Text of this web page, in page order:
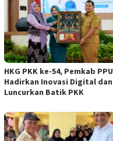
HKG PKK ke-54, Pemkab PPU
Hadirkan Inovasi Digital dan
Luncurkan Batik PKK